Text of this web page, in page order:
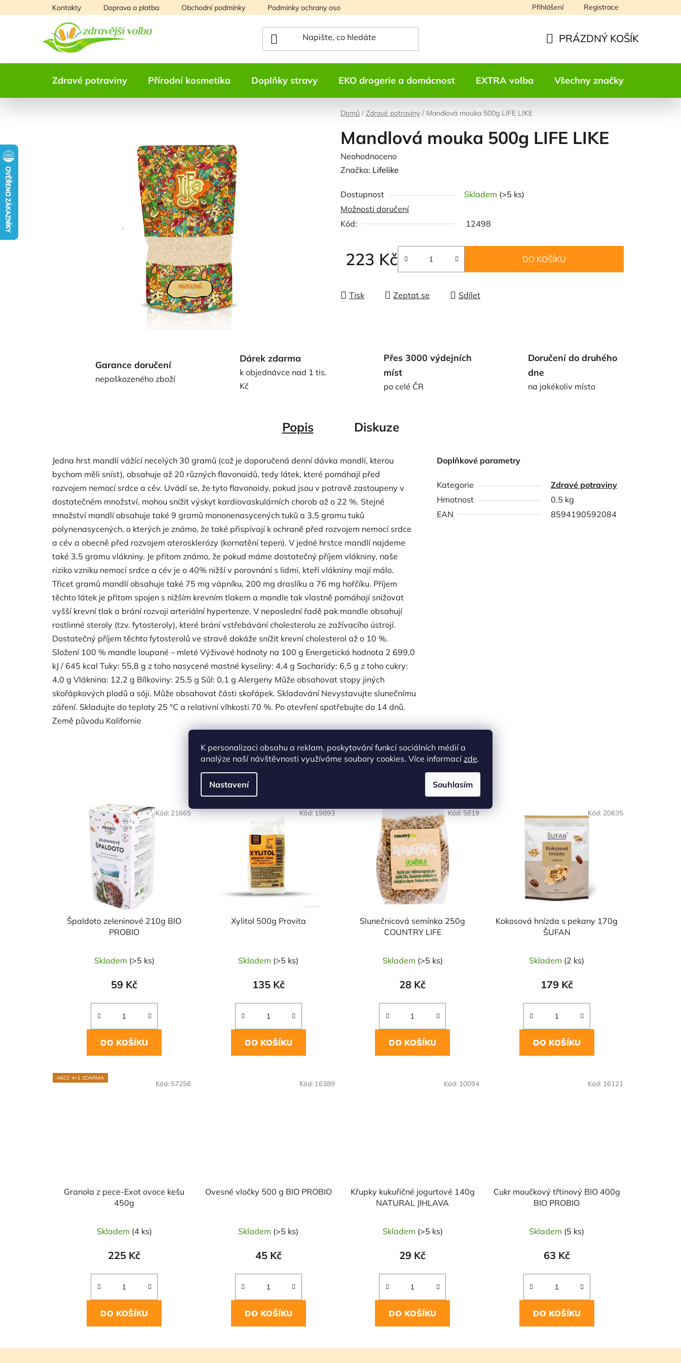
K personalizaci obsahu a reklam, poskytování funkcí sociálních médií a
analýze naší návštěvnosti využíváme soubory cookies. Více informacízde.
Nastavení Souhlasím
na
Kontakty Doprava a platba Obchodní podmínky Podmínky ochrany osobních údajů Přihlášení Registrace
KOŠÍK
PRÁZDNÝ KOŠÍK
Zdravé potraviny Přírodní kosmetika Doplňky stravy EKO drogerie a domácnost EXTRA volba Všechny značky
Domů / Zdravé potraviny / Mandlová mouka 500g LIFE LIKE
Mandlová mouka 500g LIFE LIKE
Průměrné
hodnocení
je
0,0
z
hvězdiček.
Neohodnoceno
Značka: Lifelike
Dostupnost Skladem (>5 ks)
Možnosti doručení
Kód:
12498
223 Kč DO KOŠÍKU
Tisk Zeptat se Sdílet
Garance doručení
nepoškozeného zboží
Dárek zdarma
k objednávce nad 1 tis.
Kč
Přes 3000 výdejních
míst
po celé ČR
Doručení do druhého
dne
na jakékoliv místo
Popis Diskuze
Jedna hrst mandlí vá­žící necelých 30 gramů (což je doporučená denní dávka mandlí, kterou
bychom měli sníst), obsahuje až 20 různých flavonoidů, tedy látek, které pomáhají před
rozvojem nemocí srdce a cév. Uvádí se, že tyto flavonoidy, pokud jsou v potravě zastoupeny v
dostatečném množství, mohou snížit výskyt kardiovaskulárních chorob až o 22 %. Stejné
množství mandlí ob­sahuje také 9 gramů mononenasycených tuků a 3,5 gramu tuků
polynenasycených, o kterých je známo, že také přispívají k ochraně před rozvojem nemocí srdce
a cév a obecně před rozvojem aterosklerózy (kornatění tepen). V jedné hrstce mandlí naj­deme
také 3,5 gramu vlákniny. Je přitom známo, že pokud máme dostatečný příjem vlákniny, naše
riziko vzniku nemocí srdce a cév je o 40% nižší v porovnání s lidmi, kteří vlákniny mají málo.
Třicet gramů mandlí ob­sahuje také 75 mg vápníku, 200 mg draslíku a 76 mg hořčíku. Příjem
těchto látek je přitom spojen s nižším krevním tlakem a mandle tak vlastně pomáhají snižovat
vyšší krevní tlak a brání rozvoji arteriální hypertenze. V neposlední řadě pak mandle ob­sahují
rostlinné steroly (tzv. fytosteroly), které brání vstřebávání cholesterolu ze zažívacího ústrojí.
Dostatečný příjem těchto fytosterolů ve stravě dokáže snížit krevní cholesterol až o 10 %.
Složení 100 % mandle loupané – mleté Výživové hodnoty na 100 g Energetická hodnota 2 699,0
kJ / 645 kcal Tuky: 55,8 g z toho nasycené mastné kyseliny: 4,4 g Sacharidy: 6,5 g z toho cukry:
4,0 g Vláknina: 12,2 g Bílkoviny: 25,5 g Sůl: 0,1 g Alergeny Může obsahovat stopy jiných
skořápkových plodů a sóji. Může obsahovat části skořápek. Skladování Nevystavujte slunečnímu
záření. Skladujte do teploty 25 °C a relativní vlhkosti 70 %. Po otevření spotřebujte do 14 dnů.
Země původu Kalifornie
Doplňkové parametry
Kategorie
Zdravé potraviny
Hmotnost
0.5 kg
EAN
8594190592084
Podobné produkty
Špaldoto zeleninové 210g BIO
PROBIO
Skladem (>5 ks)
59 Kč
DO KOŠÍKU
Kód: 21665
Xylitol 500g Provita
Skladem (>5 ks)
135 Kč
DO KOŠÍKU
Kód:19893
Slunečnicová semínka 250g
COUNTRY LIFE
Skladem (>5 ks)
28 Kč
DO KOŠÍKU
Kód:5819
Kokosová hnízda s pekany 170g
ŠUFAN
Skladem (2 ks)
179 Kč
DO KOŠÍKU
Kód: 20635
AKCE 4+1 ZDARMA
Granola z pece-Exot ovoce kešu
450g
Skladem (4 ks)
225 Kč
DO KOŠÍKU
Kód: 57256
Ovesné vločky 500 g BIO PROBIO
Skladem (>5 ks)
45 Kč
DO KOŠÍKU
Kód: 16389
Křupky kukuřičné jogurtové 140g
NATURAL JIHLAVA
Skladem (>5 ks)
29 Kč
DO KOŠÍKU
Kód: 10094
Cukr moučkový třtinový BIO 400g
BIO PROBIO
Skladem (5 ks)
63 Kč
DO KOŠÍKU
Kód: 16121